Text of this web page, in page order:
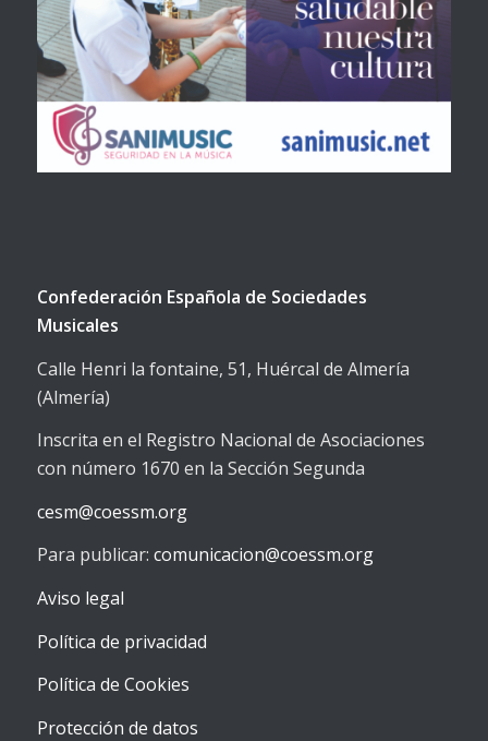
Confederación Española de Sociedades
Musicales
Calle Henri la fontaine, 51, Huércal de Almería
(Almería)
Inscrita en el Registro Nacional de Asociaciones
con número 1670 en la Sección Segunda
cesm@coessm.org
Para publicar: comunicacion@coessm.org
Aviso legal
Política de privacidad
Política de Cookies
Protección de datos